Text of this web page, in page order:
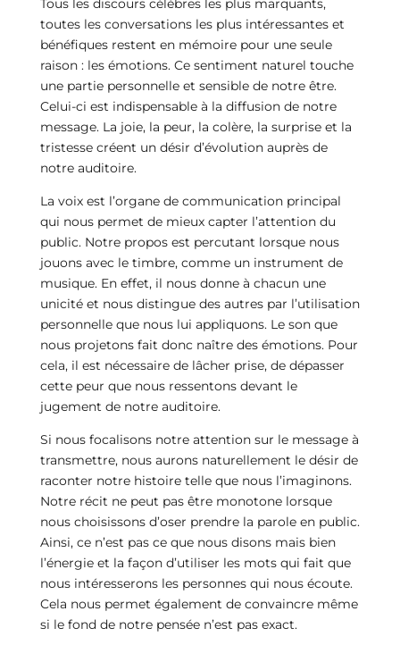
Tous les discours célèbres les plus marquants,
toutes les conversations les plus intéressantes et
bénéfiques restent en mémoire pour une seule
raison : les émotions. Ce sentiment naturel touche
une partie personnelle et sensible de notre être.
Celui-ci est indispensable à la diffusion de notre
message. La joie, la peur, la colère, la surprise et la
tristesse créent un désir d’évolution auprès de
notre auditoire.
La voix est l’organe de communication principal
qui nous permet de mieux capter l’attention du
public. Notre propos est percutant lorsque nous
jouons avec le timbre, comme un instrument de
musique. En effet, il nous donne à chacun une
unicité et nous distingue des autres par l’utilisation
personnelle que nous lui appliquons. Le son que
nous projetons fait donc naître des émotions. Pour
cela, il est nécessaire de lâcher prise, de dépasser
cette peur que nous ressentons devant le
jugement de notre auditoire.
Si nous focalisons notre attention sur le message à
transmettre, nous aurons naturellement le désir de
raconter notre histoire telle que nous l’imaginons.
Notre récit ne peut pas être monotone lorsque
nous choisissons d’oser prendre la parole en public.
Ainsi, ce n’est pas ce que nous disons mais bien
l’énergie et la façon d’utiliser les mots qui fait que
nous intéresserons les personnes qui nous écoute.
Cela nous permet également de convaincre même
si le fond de notre pensée n’est pas exact.